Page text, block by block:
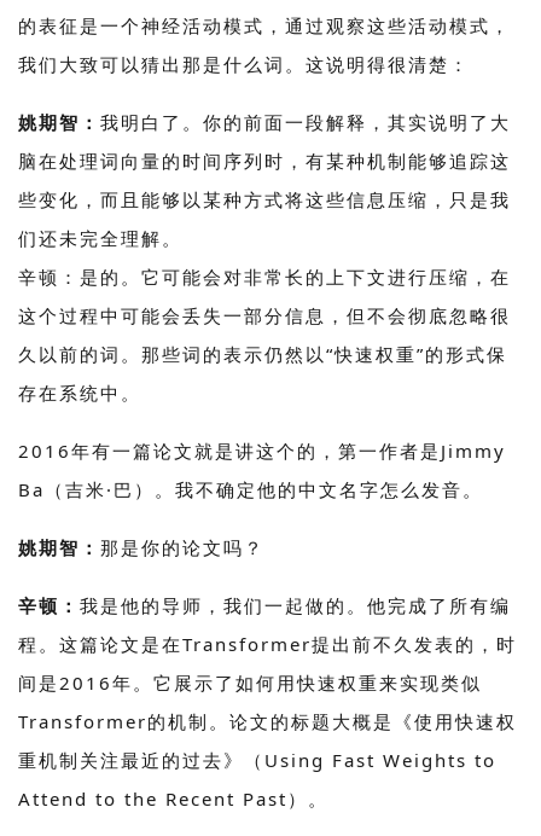
的表征是一个神经活动模式，通过观察这些活动模式，
我们大致可以猜出那是什么词。这说明得很清楚：
姚期智： 我明白了。你的前面一段解释，其实说明了大
脑在处理词向量的时间序列时，有某种机制能够追踪这
些变化，而且能够以某种方式将这些信息压缩，只是我
们还未完全理解。
辛顿：是的。它可能会对非常长的上下文进行压缩，在
这个过程中可能会丢失一部分信息，但不会彻底忽略很
久以前的词。那些词的表示仍然以“快速权重”的形式保
存在系统中。
2016年有一篇论文就是讲这个的，第一作者是Jimmy
Ba（吉米·巴）。我不确定他的中文名字怎么发音。
姚期智： 那是你的论文吗？
辛顿： 我是他的导师，我们一起做的。他完成了所有编
程。这篇论文是在Transformer提出前不久发表的，时
间是2016年。它展示了如何用快速权重来实现类似
Transformer的机制。论文的标题大概是《使用快速权
重机制关注最近的过去》（Using Fast Weights to
Attend to the Recent Past）。